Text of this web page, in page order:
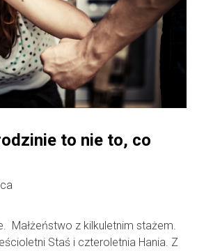
to nie to, co
Małżeństwo z kilkuletnim stażem.
Staś i czteroletnia Hania. Z